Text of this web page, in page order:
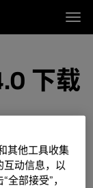
下载
仅显示可支持的
完全遵守
DOCA
其他工具收集
互动信息，以
部接受”，